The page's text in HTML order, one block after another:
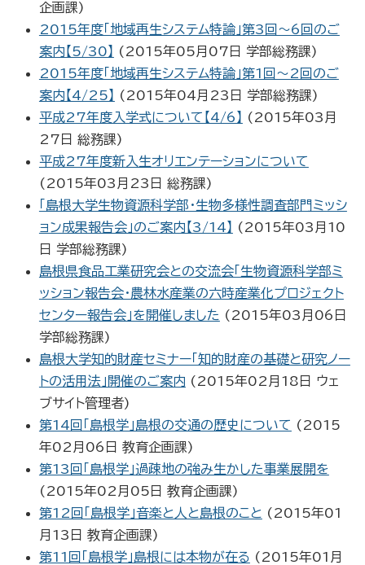
企画課)
2015年度「地域再生システム特論」第3回～6回のご
案内【5/30】
( 2015年05月07日 学部総務課)
2015年度「地域再生システム特論」第1回～2回のご
案内【4/25】
( 2015年04月23日 学部総務課)
平成27年度入学式について【4/6】
( 2015年03月
27日 総務課)
平成27年度新入生オリエンテーションについて
( 2015年03月23日 総務課)
「島根大学生物資源科学部・生物多様性調査部門ミッシ
ョン成果報告会」のご案内【3/14】
( 2015年03月10
日 学部総務課)
島根県食品工業研究会との交流会「生物資源科学部ミ
ッション報告会・農林水産業の六時産業化プロジェクト
センター報告会」を開催しました ( 2015年03月06日
学部総務課)
島根大学知的財産セミナー「知的財産の基礎と研究ノー
トの活用法」開催のご案内 ( 2015年02月18日
ウェ
ブサイト管理者)
第14回「島根学」島根の交通の歴史について ( 2015
年02月06日 教育企画課)
第13回「島根学」過疎地の強み生かした事業展開を
( 2015年02月05日 教育企画課)
第12回「島根学」音楽と人と島根のこと ( 2015年01
月13日 教育企画課)
第11回「島根学」島根には本物が在る ( 2015年01月